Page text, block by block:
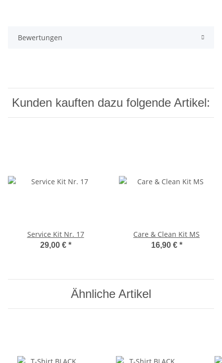
Bewertungen
Kunden kauften dazu folgende Artikel:
Service Kit Nr. 17
29,00 € *
Care & Clean Kit MS
16,90 € *
Ähnliche Artikel